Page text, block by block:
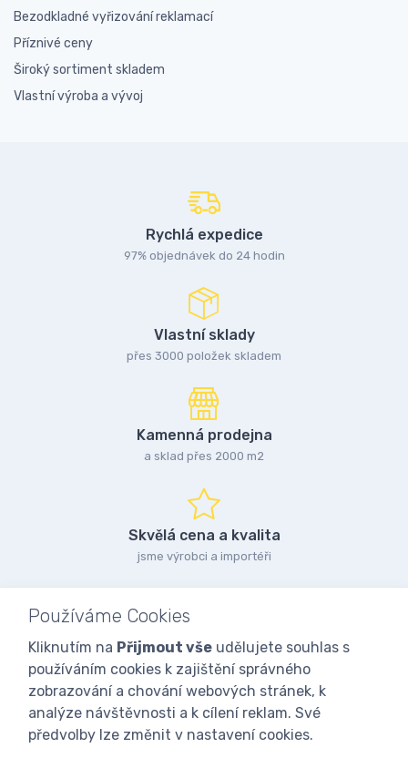
Bezodkladné vyřizování reklamací
Příznivé ceny
Široký sortiment skladem
Vlastní výroba a vývoj
Rychlá expedice
97% objednávek do 24 hodin
Vlastní sklady
přes 3000 položek skladem
Kamenná prodejna
a sklad přes 2000 m2
Skvělá cena a kvalita
jsme výrobci a importéři
Používáme Cookies
Kliknutím na Přijmout vše udělujete souhlas s
používáním cookies k zajištění správného
zobrazování a chování webových stránek, k
analýze návštěvnosti a k cílení reklam. Své
předvolby lze změnit v nastavení cookies.